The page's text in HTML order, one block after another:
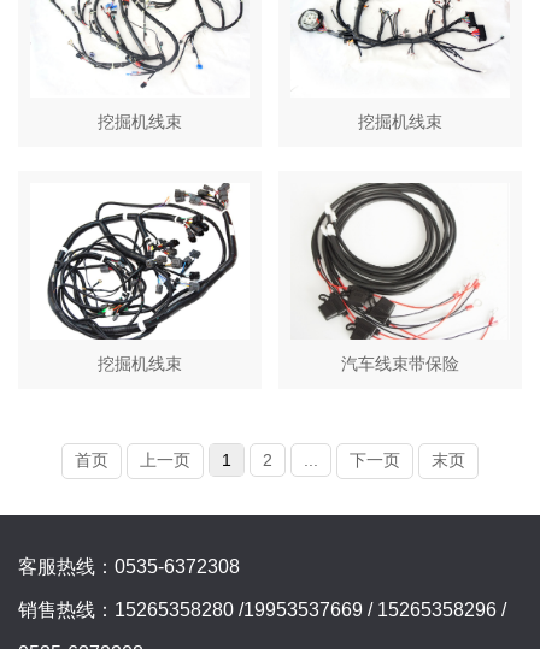
挖掘机线束 挖掘机线束
挖掘机线束 汽车线束带保险
首页 上一页 1 2 下一页 末页
客服热线：0535-6372308
销售热线：15265358280 /19953537669 / 15265358296 /